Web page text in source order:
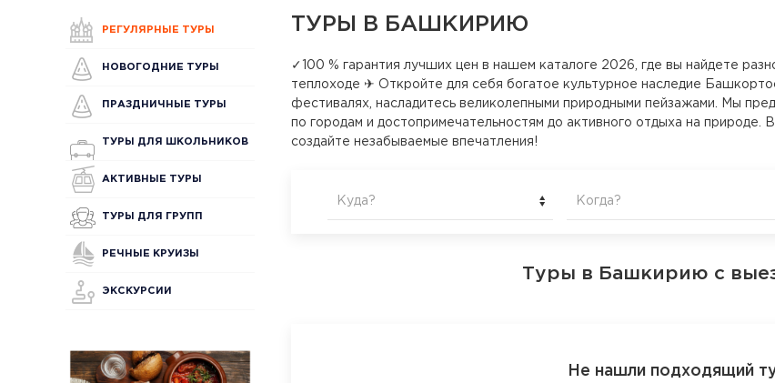
ТУРЫ В БАШКИРИЮ
✓100 % гарантия лучших цен в нашем каталоге 2026, где вы найдете
теплоходе ✈ Откройте для себя богатое культурное наследие
фестивалях, насладитесь великолепными природными пейзажами. Мы
по городам и достопримечательностям до активного отдыха на
создайте незабываемые впечатления!
Куда? Когда?
Туры в Башкирию с
Не нашли подходящий
РЕГУЛЯРНЫЕ ТУРЫ
НОВОГОДНИЕ ТУРЫ
ПРАЗДНИЧНЫЕ ТУРЫ
ТУРЫ ДЛЯ ШКОЛЬНИКОВ
АКТИВНЫЕ ТУРЫ
ТУРЫ ДЛЯ ГРУПП
РЕЧНЫЕ КРУИЗЫ
ЭКСКУРСИИ